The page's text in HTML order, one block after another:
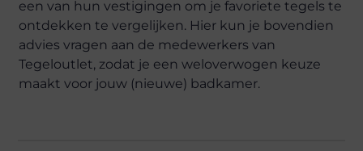
een van hun vestigingen om je favoriete tegels te
ontdekken te vergelijken. Hier kun je bovendien
advies vragen aan de medewerkers van
Tegeloutlet, zodat je een weloverwogen keuze
maakt voor jouw (nieuwe) badkamer.